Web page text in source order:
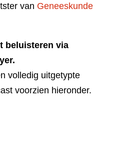
van Geneeskunde
beluisteren via
volledig uitgetypte
voorzien hieronder.